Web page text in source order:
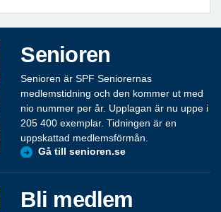
Senioren
Senioren är SPF Seniorernas
medlemstidning och den kommer ut med
nio nummer per år. Upplagan är nu uppe i
205 400 exemplar. Tidningen är en
uppskattad medlemsförmån.
Gå till senioren.se
Bli medlem